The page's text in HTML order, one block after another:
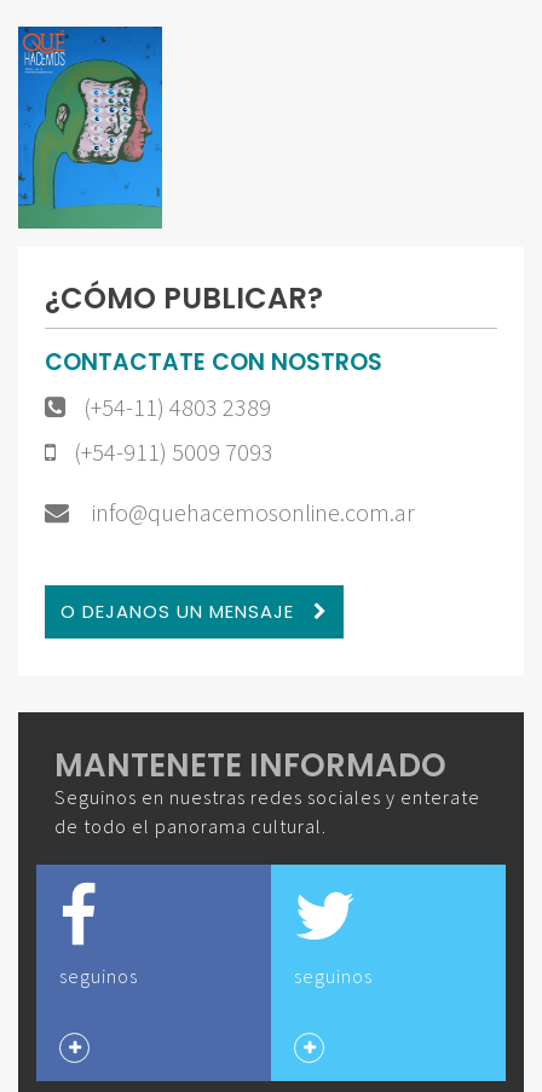
¿CÓMO PUBLICAR?
CONTACTATE CON NOSTROS
(+54-11) 4803 2389
(+54-911) 5009 7093
info@quehacemosonline.com.ar
O DEJANOS UN MENSAJE
MANTENETE INFORMADO
Seguinos en nuestras redes sociales y enterate
de todo el panorama cultural.
seguinos seguinos